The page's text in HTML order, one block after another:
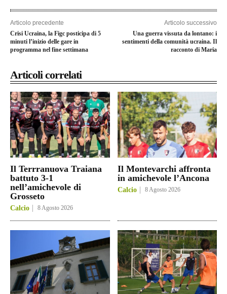
Articolo precedente
Crisi Ucraina, la Figc posticipa di 5
minuti l’inizio delle gare in
programma nel fine settimana
Articolo successivo
Una guerra vissuta da lontano: i
sentimenti della comunità ucraina. Il
racconto di Maria
Articoli correlati
Il Terrranuova Traiana
battuto 3-1
nell’amichevole di
Grosseto
Calcio 8 Agosto 2026
Il Montevarchi affronta
in amichevole l’Ancona
Calcio 8 Agosto 2026